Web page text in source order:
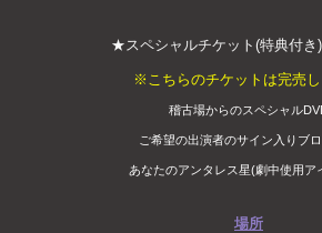
★スペシャルチケット(特典付
※こちらのチケットは完売
稽古場からのスペシャル
ご希望の出演者のサイン入りブ
あなたのアンタレス星(劇中使用ア
場所